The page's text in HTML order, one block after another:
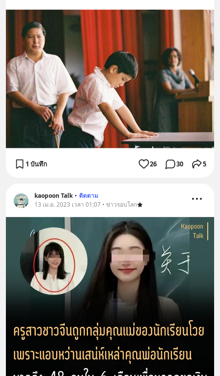
1 บันทึก 26 30 5
kaopoon Talk • ติดตาม
13 เม.ย. 2023 เวลา 01:07 • ข่าวรอบโลก